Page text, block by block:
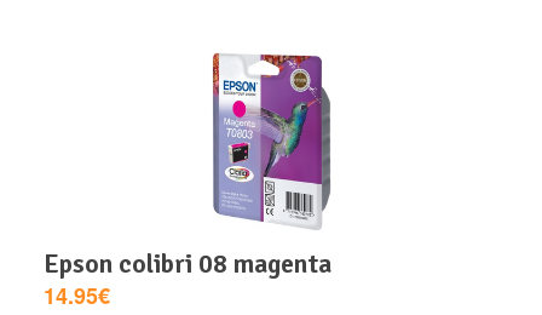
epson colibri 08 magenta
14.95€